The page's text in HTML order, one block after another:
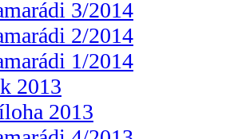
3/2014
2/2014
1/2014
2013
2013